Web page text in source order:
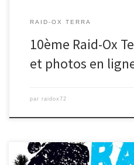
RAID-OX TERRA
10ème Raid-Ox
et photos en
par raidox72